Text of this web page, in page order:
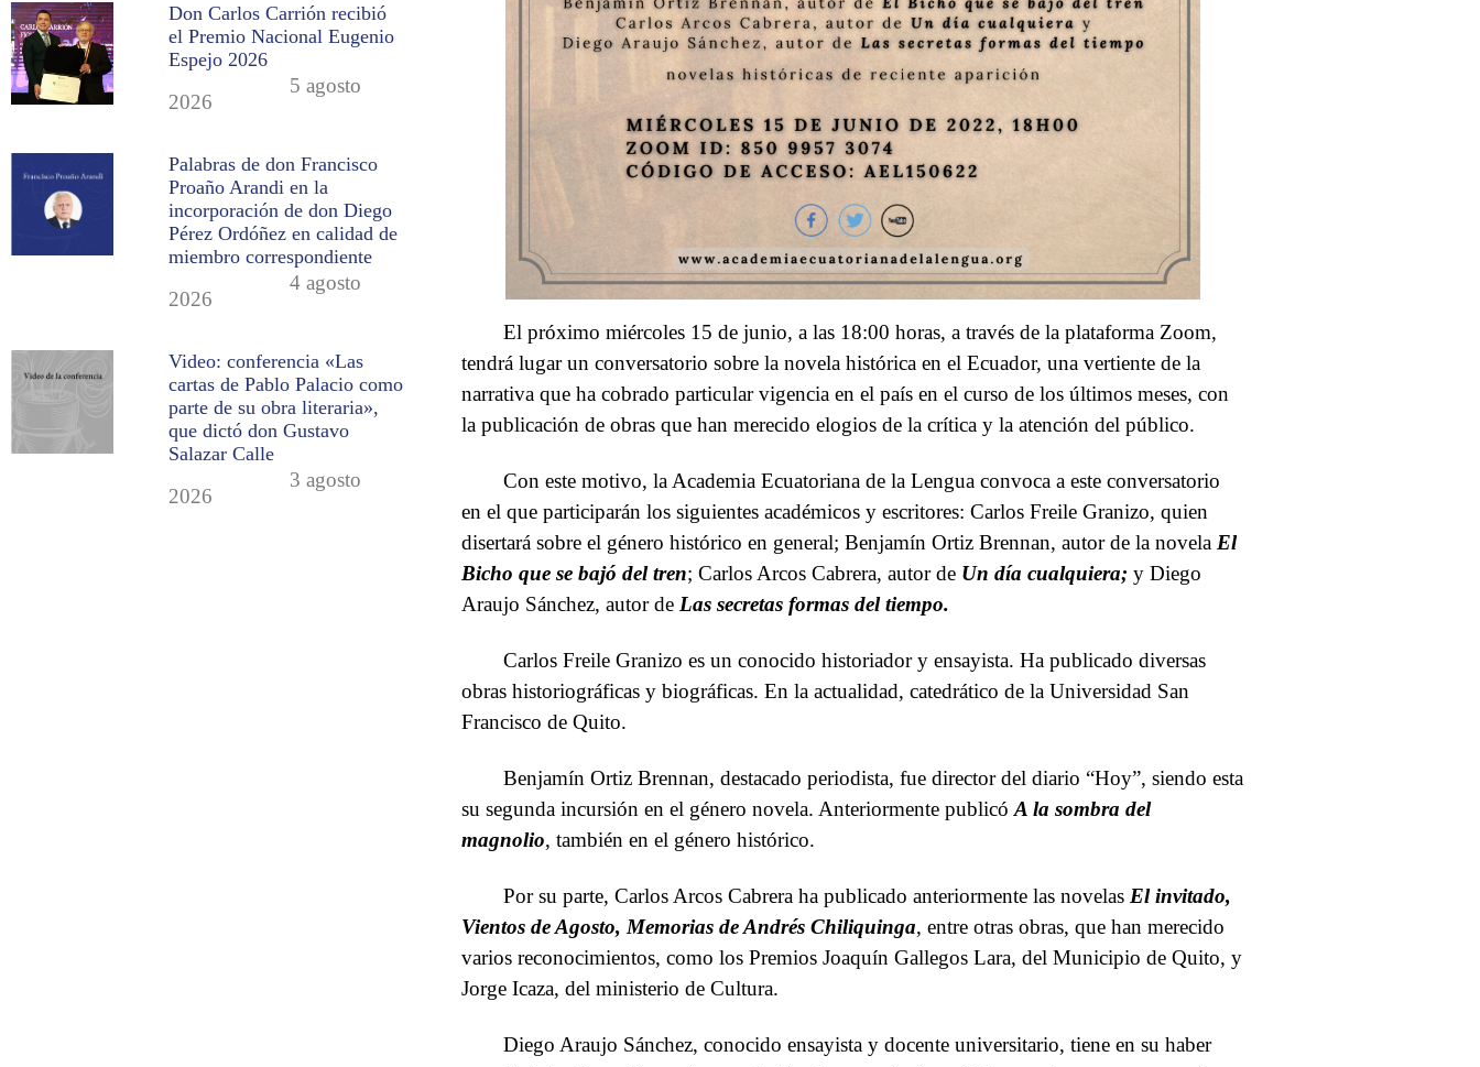
Don Carlos Carrión recibió
el Premio Nacional Eugenio
Espejo 2026
5 agosto
2026
Palabras de don Francisco
Proaño Arandi en la
incorporación de don Diego
Pérez Ordóñez en calidad de
miembro correspondiente
4 agosto
2026
Video: conferencia «Las
cartas de Pablo Palacio como
parte de su obra literaria»,
que dictó don Gustavo
Salazar Calle
3 agosto
2026
El próximo miércoles 15 de junio, a las 18:00 horas, a través de la plataforma Zoom,
tendrá lugar un conversatorio sobre la novela histórica en el Ecuador, una vertiente de la
narrativa que ha cobrado particular vigencia en el país en el curso de los últimos meses, con
la publicación de obras que han merecido elogios de la crítica y la atención del público.
Con este motivo, la Academia Ecuatoriana de la Lengua convoca a este conversatorio
en el que participarán los siguientes académicos y escritores: Carlos Freile Granizo, quien
disertará sobre el género histórico en general; Benjamín Ortiz Brennan, autor de la novela El
Bicho que se bajó del tren; Carlos Arcos Cabrera, autor de Un día cualquiera; y Diego
Araujo Sánchez, autor de Las secretas formas del tiempo.
Carlos Freile Granizo es un conocido historiador y ensayista. Ha publicado diversas
obras historiográficas y biográficas. En la actualidad, catedrático de la Universidad San
Francisco de Quito.
Benjamín Ortiz Brennan, destacado periodista, fue director del diario “Hoy”, siendo esta
su segunda incursión en el género novela. Anteriormente publicó A la sombra del
magnolio, también en el género histórico.
Por su parte, Carlos Arcos Cabrera ha publicado anteriormente las novelas El invitado,
Vientos de Agosto, Memorias de Andrés Chiliquinga, entre otras obras, que han merecido
varios reconocimientos, como los Premios Joaquín Gallegos Lara, del Municipio de Quito, y
Jorge Icaza, del ministerio de Cultura.
Diego Araujo Sánchez, conocido ensayista y docente universitario, tiene en su haber